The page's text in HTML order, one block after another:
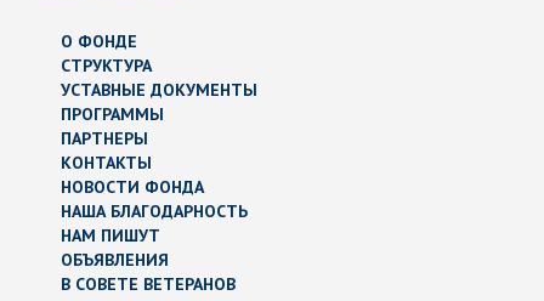
О ФОНДЕ
СТРУКТУРА
УСТАВНЫЕ ДОКУМЕНТЫ
ПРОГРАММЫ
ПАРТНЕРЫ
КОНТАКТЫ
НОВОСТИ ФОНДА
НАША БЛАГОДАРНОСТЬ
НАМ ПИШУТ
ОБЪЯВЛЕНИЯ
В СОВЕТЕ ВЕТЕРАНОВ